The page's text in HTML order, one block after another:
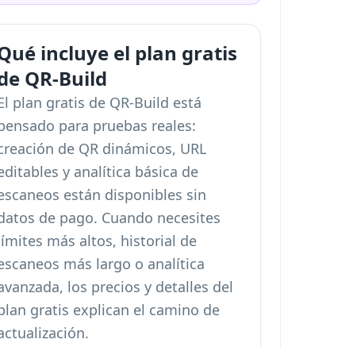
incluye el plan gratis
QR-Build
plan gratis de QR-Build está
para pruebas reales:
de QR dinámicos, URL
y analítica básica de
están disponibles sin
de pago. Cuando necesites
más altos, historial de
más largo o analítica
los precios y detalles del
gratis explican el camino de